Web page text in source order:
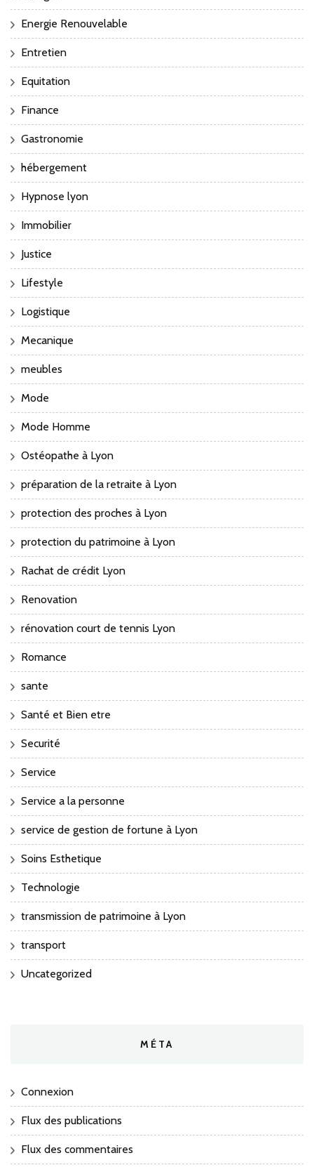
Energie Renouvelable
Entretien
Equitation
Finance
Gastronomie
hébergement
Hypnose lyon
Immobilier
Justice
Lifestyle
Logistique
Mecanique
meubles
Mode
Mode Homme
Ostéopathe à Lyon
préparation de la retraite à Lyon
protection des proches à Lyon
protection du patrimoine à Lyon
Rachat de crédit Lyon
Renovation
rénovation court de tennis Lyon
Romance
sante
Santé et Bien etre
Securité
Service
Service a la personne
service de gestion de fortune à Lyon
Soins Esthetique
Technologie
transmission de patrimoine à Lyon
transport
Uncategorized
MÉTA
Connexion
Flux des publications
Flux des commentaires